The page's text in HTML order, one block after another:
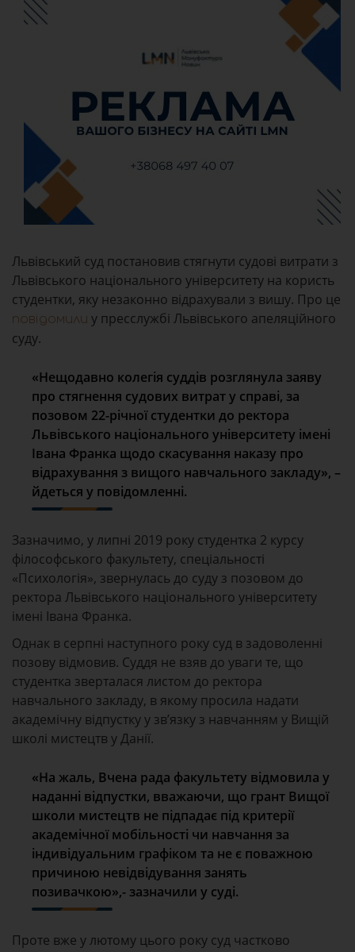
Львівський суд постановив стягнути судові витрати з
Львівського національного університету на користь
студентки, яку незаконно відрахували з вишу. Про це
повідомили у пресслужбі Львівського апеляційного
суду.
«Нещодавно колегія суддів розглянула заяву
про стягнення судових витрат у справі, за
позовом 22-річної студентки до ректора
Львівського національного університету імені
Івана Франка щодо скасування наказу про
відрахування з вищого навчального закладу», –
йдеться у повідомленні.
Зазначимо, у липні 2019 року студентка 2 курсу
філософського факультету, спеціальності
«Психологія», звернулась до суду з позовом до
ректора Львівського національного університету
імені Івана Франка.
Однак в серпні наступного року суд в задоволенні
позову відмовив. Суддя не взяв до уваги те, що
студентка зверталася листом до ректора
навчального закладу, в якому просила надати
академічну відпустку у зв’язку з навчанням у Вищій
школі мистецтв у Данії.
«На жаль, Вчена рада факультету відмовила у
наданні відпустки, вважаючи, що грант Вищої
школи мистецтв не підпадає під критерії
академічної мобільності чи навчання за
індивідуальним графіком та не є поважною
причиною невідвідування занять
позивачкою»,- зазначили у суді.
Проте вже у лютому цього року суд частково